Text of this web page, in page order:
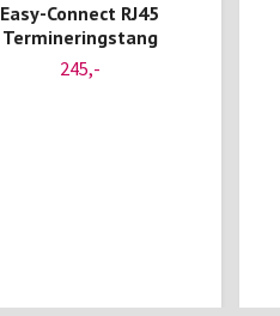
Easy-Connect RJ45
Termineringstang
245,-